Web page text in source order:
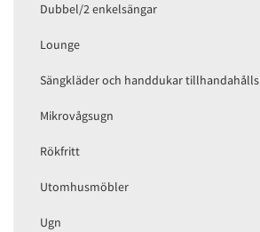
Dubbel/2 enkelsängar
Lounge
Sängkläder och handdukar tillhandahålls
Mikrovågsugn
Rökfritt
Utomhusmöbler
Ugn